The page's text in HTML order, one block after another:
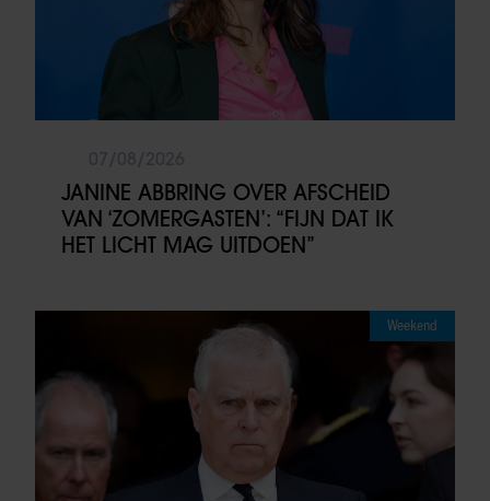
JANINE ABBRING OVER AFSCHEID
VAN ‘ZOMERGASTEN’: “FIJN DAT IK
HET LICHT MAG UITDOEN”
Weekend